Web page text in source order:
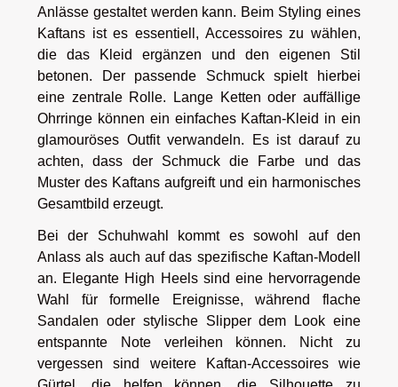
Anlässe gestaltet werden kann. Beim Styling eines
Kaftans ist es essentiell, Accessoires zu wählen,
die das Kleid ergänzen und den eigenen Stil
betonen. Der passende Schmuck spielt hierbei
eine zentrale Rolle. Lange Ketten oder auffällige
Ohrringe können ein einfaches Kaftan-Kleid in ein
glamouröses Outfit verwandeln. Es ist darauf zu
achten, dass der Schmuck die Farbe und das
Muster des Kaftans aufgreift und ein harmonisches
Gesamtbild erzeugt.
Bei der Schuhwahl kommt es sowohl auf den
Anlass als auch auf das spezifische Kaftan-Modell
an. Elegante High Heels sind eine hervorragende
Wahl für formelle Ereignisse, während flache
Sandalen oder stylische Slipper dem Look eine
entspannte Note verleihen können. Nicht zu
vergessen sind weitere Kaftan-Accessoires wie